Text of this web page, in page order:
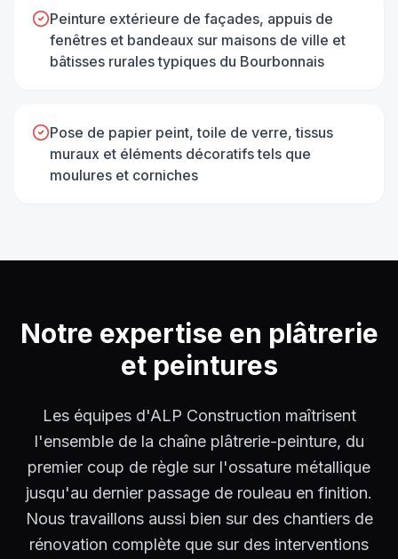
Peinture extérieure de façades, appuis de
fenêtres et bandeaux sur maisons de ville et
bâtisses rurales typiques du Bourbonnais
Pose de papier peint, toile de verre, tissus
muraux et éléments décoratifs tels que
moulures et corniches
Notre expertise en plâtrerie
et peintures
Les équipes d'ALP Construction maîtrisent
l'ensemble de la chaîne plâtrerie-peinture, du
premier coup de règle sur l'ossature métallique
jusqu'au dernier passage de rouleau en finition.
Nous travaillons aussi bien sur des chantiers de
rénovation complète que sur des interventions